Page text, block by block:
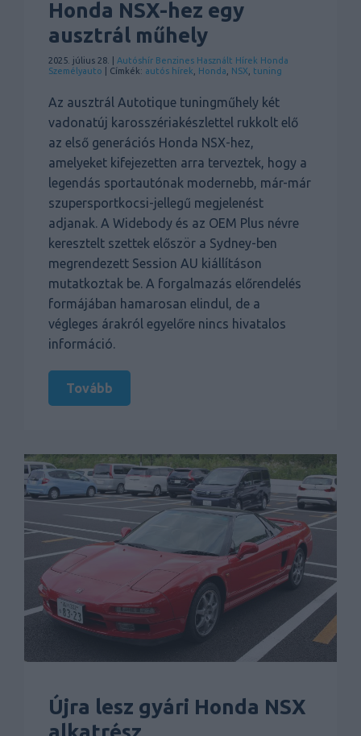
Honda NSX-hez egy
ausztrál műhely
2025. július 28. | Autóshír Benzines Használt Hírek Honda
Személyauto | Címkék: autós hírek Honda NSX tuning
Az ausztrál Autotique tuningműhely két
vadonatúj karosszériakészlettel rukkolt elő
az első generációs Honda NSX-hez,
amelyeket kifejezetten arra terveztek, hogy a
legendás sportautónak modernebb, már-már
szupersportkocsi-jellegű megjelenést
adjanak. A Widebody és az OEM Plus névre
keresztelt szettek először a Sydney-ben
megrendezett Session AU kiállításon
mutatkoztak be. A forgalmazás előrendelés
formájában hamarosan elindul, de a
végleges árakról egyelőre nincs hivatalos
információ.
Tovább
Újra lesz gyári Honda NSX